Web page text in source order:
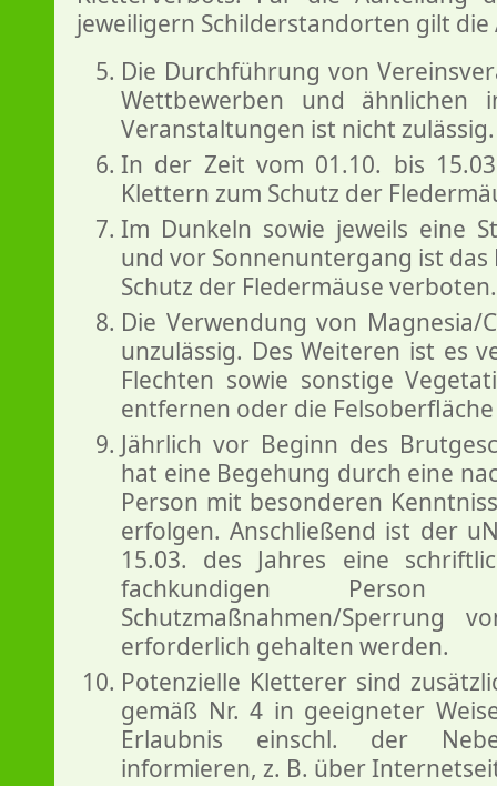
jeweiligern Schilderstandorten gilt die
Die Durchführung von
Wettbewerben und ähnlichen
Veranstaltungen ist nicht zulässig.
In der Zeit vom 01.10. bis
Klettern zum Schutz der
Im Dunkeln sowie jeweils eine
und vor Sonnenuntergang ist
Schutz der Fledermäuse verboten.
Die Verwendung von Magnesia/
unzulässig. Des Weiteren ist es
Flechten sowie sonstige
entfernen oder die
Jährlich vor Beginn des
hat eine Begehung durch eine
Person mit besonderen
erfolgen. Anschließend ist der
15.03. des Jahres eine
fachkundigen Person
Schutzmaßnahmen/Sperrung
erforderlich gehalten werden.
Potenzielle Kletterer sind
gemäß Nr. 4 in geeigneter
Erlaubnis einschl. der
informieren, z. B. über